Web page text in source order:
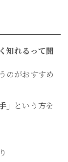
知れるって聞
のがおすすめ
」 という方を